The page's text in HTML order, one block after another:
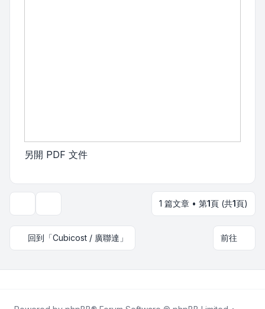
另開 PDF 文件
1 篇文章 • 第1頁 (共1頁)
回到「Cubicost / 廣聯達」 前往